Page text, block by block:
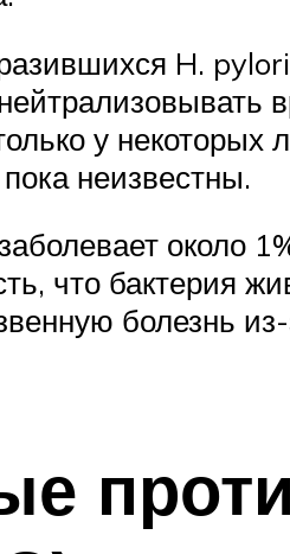
H.
у
неизвестны.
что бактерия
болезнь